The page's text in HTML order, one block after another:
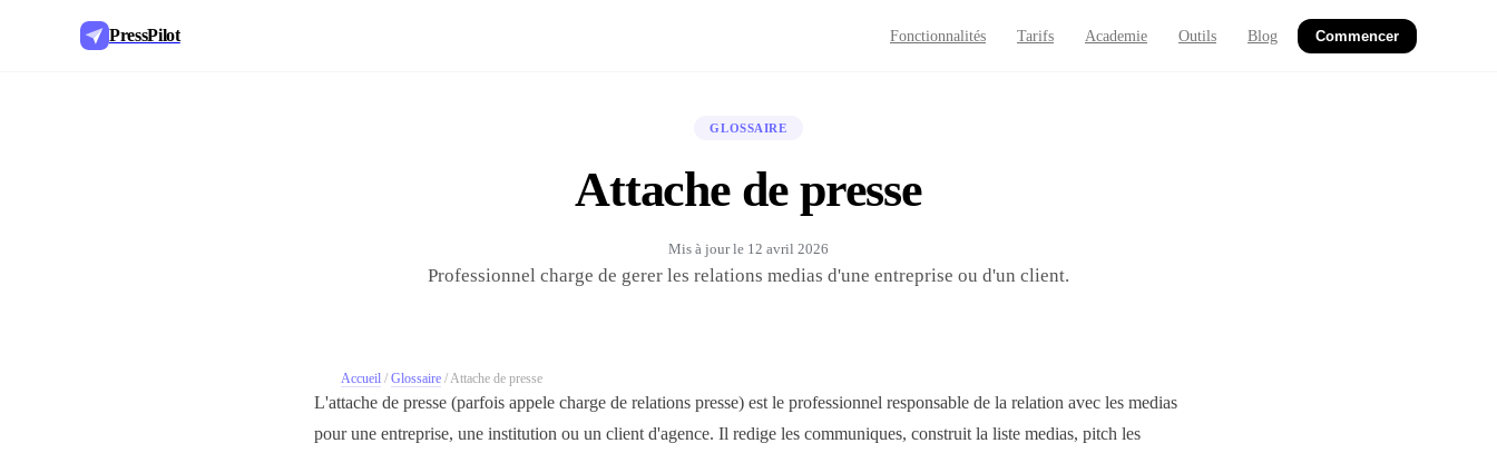
PressPilot Fonctionnalités Tarifs Academie Outils Blog Commencer
GLOSSAIRE
Attache de presse
Mis à jour le 12 avril 2026
Professionnel charge de gerer les relations medias d'une entreprise ou d'un client.
Accueil / Glossaire /Attache de presse
L'attache de presse (parfois appele charge de relations presse) est le professionnel responsable de la relation avec les medias
pour une entreprise, une institution ou un client d'agence. Il redige les communiques, construit la liste medias, pitch les